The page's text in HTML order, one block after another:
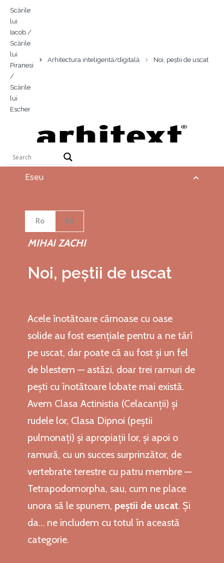
Scările
lui
Iacob /
Scările
lui
Piranesi
/
Scările
lui
Escher
Arhitectura inteligentă/digitală Noi, peștii de uscat
Eseu
Ro En
MIHAI ZACHI
Noi, peștii de uscat
Acele înotătoare cărnoase cu oase
solide au fost esențiale pentru a ne târî
pe uscat, dar poate că au fost și un fel
de blestem — astăzi, doar trei ramuri de
pești cu înotătoare lobate mai există.
Avem Clasa Actinistia (Celacanții) și
rudele lor, Clasa Dipnoi (peștii
pulmonați) și apropiații lor, și apoi o
ramură, cu un succes surprinzător, de
vertebrate terestre cu patru membre —
Tetrapodomorpha, sau, cum ne place
unora să le spunem, peștii de uscat. Și
da… ne includem cu totul în această
categorie.